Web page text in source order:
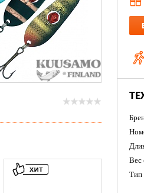
Вес
Тип